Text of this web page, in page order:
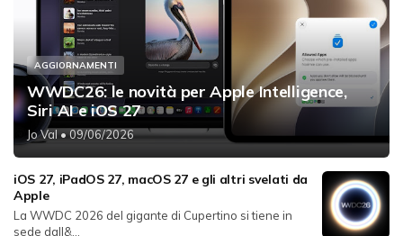
AGGIORNAMENTI
WWDC26: le novità per Apple Intelligence,
Siri AI e iOS 27
Jo Val• 09/06/2026
iOS 27, iPadOS 27, macOS 27 e gli altri svelati da
Apple
La WWDC 2026 del gigante di Cupertino si tiene in
sede dall&...